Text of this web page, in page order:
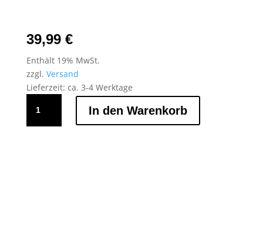
39,99 €
Enthält 19% MwSt.
zzgl. Versand
Lieferzeit: ca. 3-4 Werktage
Snapback
–
In den Warenkorb